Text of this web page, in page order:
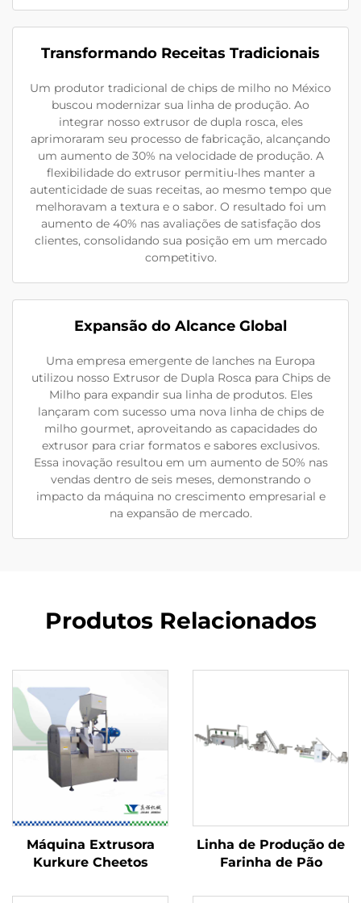
Transformando Receitas Tradicionais
Um produtor tradicional de chips de milho no México
buscou modernizar sua linha de produção. Ao
integrar nosso extrusor de dupla rosca, eles
aprimoraram seu processo de fabricação, alcançando
um aumento de 30% na velocidade de produção. A
flexibilidade do extrusor permitiu-lhes manter a
autenticidade de suas receitas, ao mesmo tempo que
melhoravam a textura e o sabor. O resultado foi um
aumento de 40% nas avaliações de satisfação dos
clientes, consolidando sua posição em um mercado
competitivo.
Expansão do Alcance Global
Uma empresa emergente de lanches na Europa
utilizou nosso Extrusor de Dupla Rosca para Chips de
Milho para expandir sua linha de produtos. Eles
lançaram com sucesso uma nova linha de chips de
milho gourmet, aproveitando as capacidades do
extrusor para criar formatos e sabores exclusivos.
Essa inovação resultou em um aumento de 50% nas
vendas dentro de seis meses, demonstrando o
impacto da máquina no crescimento empresarial e
na expansão de mercado.
Produtos Relacionados
Máquina Extrusora
Kurkure Cheetos
Linha de Produção de
Farinha de Pão